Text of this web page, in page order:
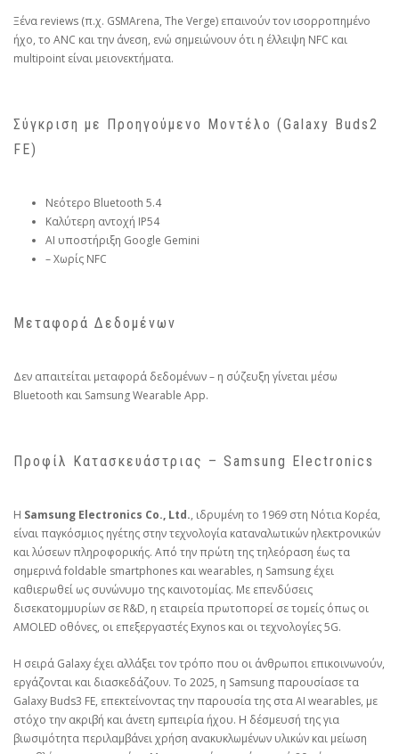
Ξένα reviews (π.χ. GSMArena, The Verge) επαινούν τον ισορροπημένο
ήχο, το ANC και την άνεση, ενώ σημειώνουν ότι η έλλειψη NFC και
multipoint είναι μειονεκτήματα.
Σύγκριση με Προηγούμενο Μοντέλο (Galaxy Buds2
FE)
Νεότερο Bluetooth 5.4
Καλύτερη αντοχή IP54
AI υποστήριξη Google Gemini
– Χωρίς NFC
Μεταφορά Δεδομένων
Δεν απαιτείται μεταφορά δεδομένων – η σύζευξη γίνεται μέσω
Bluetooth και Samsung Wearable App.
Προφίλ Κατασκευάστριας – Samsung Electronics
Η Samsung Electronics Co., Ltd., ιδρυμένη το 1969 στη Νότια Κορέα,
είναι παγκόσμιος ηγέτης στην τεχνολογία καταναλωτικών ηλεκτρονικών
και λύσεων πληροφορικής. Από την πρώτη της τηλεόραση έως τα
σημερινά foldable smartphones και wearables, η Samsung έχει
καθιερωθεί ως συνώνυμο της καινοτομίας. Με επενδύσεις
δισεκατομμυρίων σε R&D, η εταιρεία πρωτοπορεί σε τομείς όπως οι
AMOLED οθόνες, οι επεξεργαστές Exynos και οι τεχνολογίες 5G.
Η σειρά Galaxy έχει αλλάξει τον τρόπο που οι άνθρωποι επικοινωνούν,
εργάζονται και διασκεδάζουν. Το 2025, η Samsung παρουσίασε τα
Galaxy Buds3 FE, επεκτείνοντας την παρουσία της στα AI wearables, με
στόχο την ακριβή και άνετη εμπειρία ήχου. Η δέσμευσή της για
βιωσιμότητα περιλαμβάνει χρήση ανακυκλωμένων υλικών και μείωση